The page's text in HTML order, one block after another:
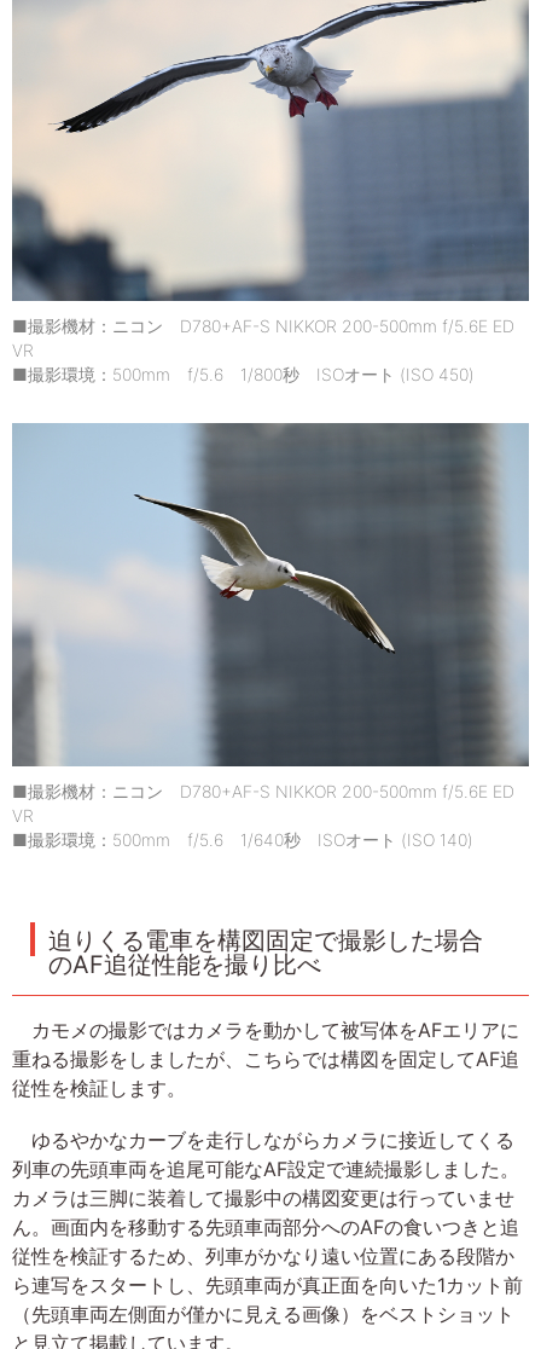
■撮影機材：ニコン D780+AF-S NIKKOR 200-500mm f/5.6E ED
VR
■撮影環境：500mm f/5.6 1/800秒 ISOオート (ISO 450)
■撮影機材：ニコン D780+AF-S NIKKOR 200-500mm f/5.6E ED
VR
■撮影環境：500mm f/5.6 1/640秒 ISOオート (ISO 140)
迫りくる電車を構図固定で撮影した場合
のAF追従性能を撮り比べ
カモメの撮影ではカメラを動かして被写体をAFエリアに
重ねる撮影をしましたが、こちらでは構図を固定してAF追
従性を検証します。
ゆるやかなカーブを走行しながらカメラに接近してくる
列車の先頭車両を追尾可能なAF設定で連続撮影しました。
カメラは三脚に装着して撮影中の構図変更は行っていませ
ん。画面内を移動する先頭車両部分へのAFの食いつきと追
従性を検証するため、列車がかなり遠い位置にある段階か
ら連写をスタートし、先頭車両が真正面を向いた1カット前
（先頭車両左側面が僅かに見える画像）をベストショット
と見立て掲載しています。